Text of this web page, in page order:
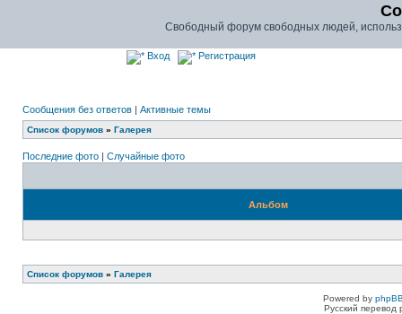
Свободный форум свободных людей,
Вход Регистрация
Сообщения без ответов | Активные темы
Список форумов » Галерея
Последние фото | Случайные фото
Альбом
Список форумов » Галерея
Powered by
Русский